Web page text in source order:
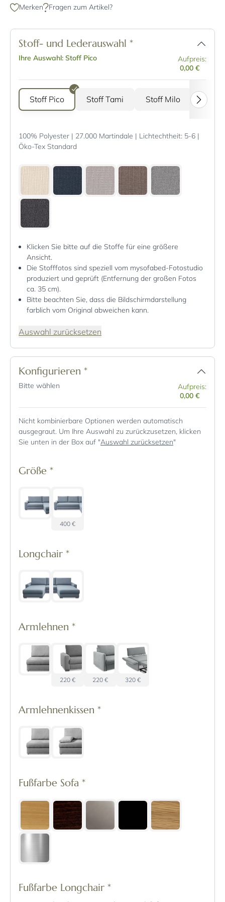
Merken Fragen zum Artikel?
Stoff- und Lederauswahl *
Ihre Auswahl: Stoff Pico
Aufpreis:
0,00 €
Stoff Pico Stoff Tami Stoff Milo Stoff
100% Polyester | 27.000 Martindale | Lichtechtheit: 5-6 |
Öko-Tex Standard
Klicken Sie bitte auf die Stoffe für eine größere
Ansicht.
Die Stofffotos sind speziell vom mysofabed-Fotostudio
produziert und geprüft (Entfernung der großen Fotos
ca. 35 cm).
Bitte beachten Sie, dass die Bildschirmdarstellung
farblich vom Original abweichen kann.
Auswahl zurücksetzen
Konfigurieren *
Bitte wählen
Aufpreis:
0,00 €
Nicht kombinierbare Optionen werden automatisch
ausgegraut. Um Ihre Auswahl zu zurückzusetzen, klicken
Sie unten in der Box auf "Auswahl zurücksetzen"
Größe *
400 €
Longchair *
Armlehnen *
220 € 220 € 320 €
Armlehnenkissen *
Fußfarbe Sofa *
Fußfarbe Longchair *